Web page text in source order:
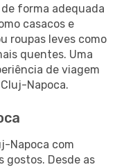
forma adequada
casacos e
roupas leves como
quentes. Uma
de viagem
Napoca.
Napoca com
gostos. Desde as